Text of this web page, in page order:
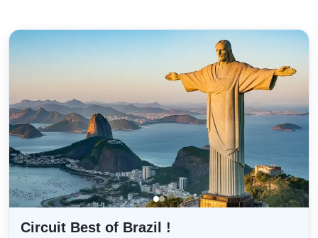
Circuit Best of Brazil !